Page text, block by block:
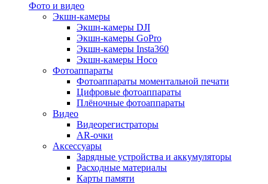
Фото и видео
Экшн-камеры
Экшн-камеры DJI
Экшн-камеры GoPro
Экшн-камеры Insta360
Экшн-камеры Hoco
Фотоаппараты
Фотоаппараты моментальной печати
Цифровые фотоаппараты
Плёночные фотоаппараты
Видео
Видеорегистраторы
AR-очки
Аксессуары
Зарядные устройства и аккумуляторы
Расходные материалы
Карты памяти